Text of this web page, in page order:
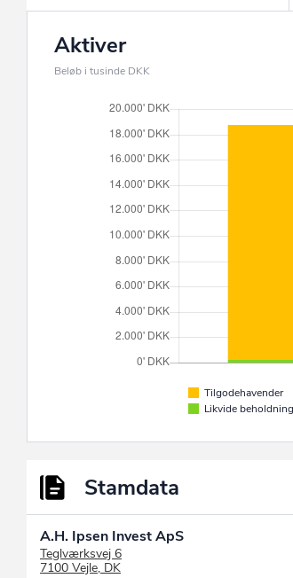
Aktiver
Beløb i tusinde DKK
Tilgodehavender
Likvide
Stamdata
A.H. Ipsen Invest ApS
Teglværksvej 6
7100 Vejle, DK